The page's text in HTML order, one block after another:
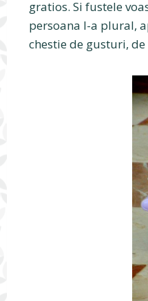
gratios. Si fustele
persoana I-a plural,
chestie de gusturi,